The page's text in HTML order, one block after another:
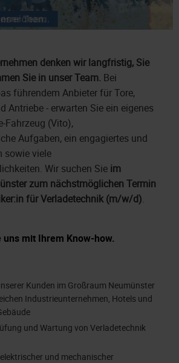
denken wir langfristig, Sie
Sie in unser Team. Bei
führendem Anbieter für Tore,
Antriebe - erwarten Sie ein eigenes
Fahrzeug (Vito),
Aufgaben, ein engagiertes und
sowie viele
Wir suchen Sie im
zum nächstmöglichen Termin
für Verladetechnik (m/w/d).
mit Ihrem Know-how.
Kunden im Großraum Neumünster
Industrieunternehmen, Hotels und
und Wartung von Verladetechnik
und mechanischer